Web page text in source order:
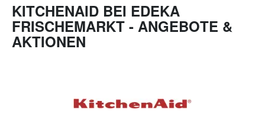
Standort festlegen
KITCHENAID BEI EDEKA
FRISCHEMARKT - ANGEBOTE &
AKTIONEN